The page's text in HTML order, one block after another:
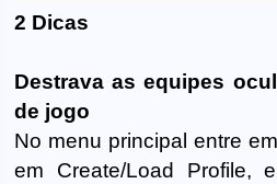
2 Dicas
Destrava as equipes
de jogo
No menu principal entre
em Create/Load Profile,